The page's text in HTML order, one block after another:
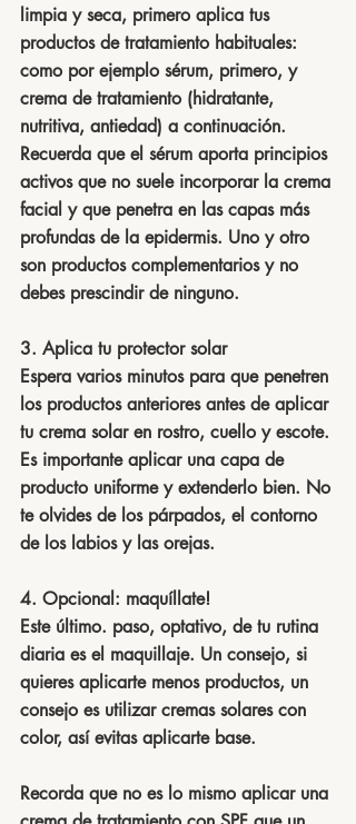
limpia y seca, primero aplica tus
productos de tratamiento habituales:
como por ejemplo sérum, primero, y
crema de tratamiento (hidratante,
nutritiva, antiedad) a continuación.
Recuerda que el sérum aporta principios
activos que no suele incorporar la crema
facial y que penetra en las capas más
profundas de la epidermis. Uno y otro
son productos complementarios y no
debes prescindir de ninguno.
3. Aplica tu protector solar
Espera varios minutos para que penetren
los productos anteriores antes de aplicar
tu crema solar en rostro, cuello y escote.
Es importante aplicar una capa de
producto uniforme y extenderlo bien. No
te olvides de los párpados, el contorno
de los labios y las orejas.
4. Opcional: maquíllate!
Este último. paso, optativo, de tu rutina
diaria es el maquillaje. Un consejo, si
quieres aplicarte menos productos, un
consejo es utilizar cremas solares con
color, así evitas aplicarte base.
Recorda que no es lo mismo aplicar una